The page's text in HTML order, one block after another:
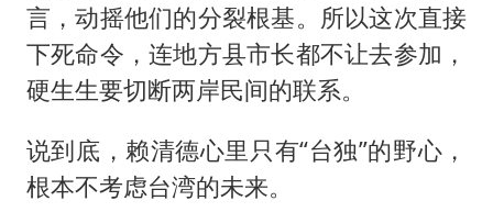
言，动摇他们的分裂根基。所以这次直接
下死命令，连地方县市长都不让去参加，
硬生生要切断两岸民间的联系。
说到底，赖清德心里只有“台独”的野心，
根本不考虑台湾的未来。